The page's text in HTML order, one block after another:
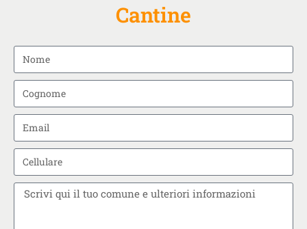
Cantine